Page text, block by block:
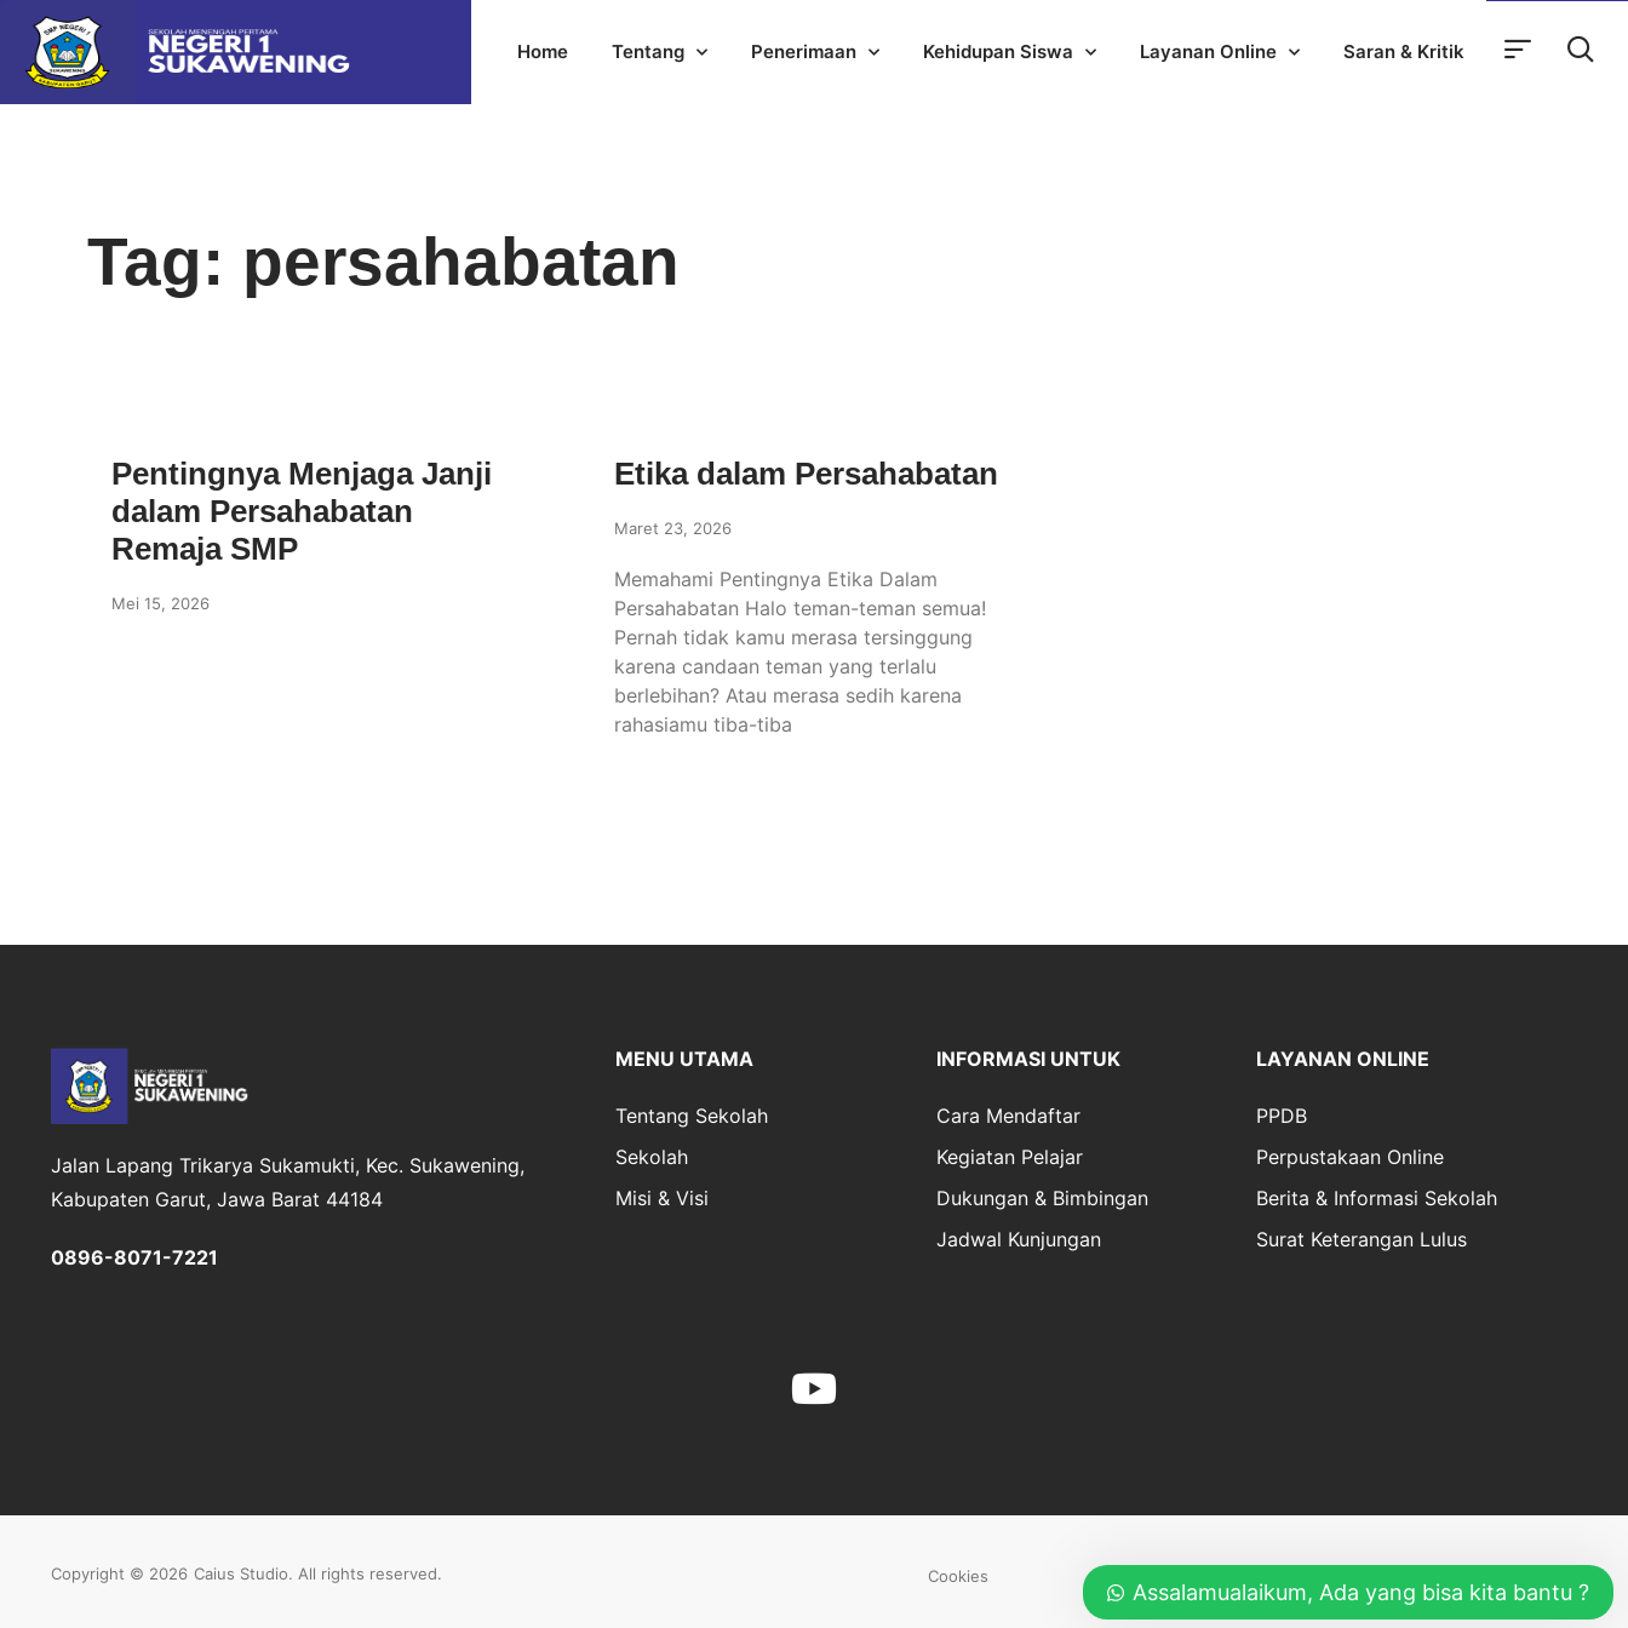
Home Tentang Penerimaan Kehidupan Siswa Layanan Online Saran & Kritik
Tag: persahabatan
Pentingnya Menjaga Janji
dalam Persahabatan
Remaja SMP
Mei 15, 2026
Etika dalam Persahabatan
Maret 23, 2026
Memahami Pentingnya Etika Dalam
Persahabatan Halo teman-teman semua!
Pernah tidak kamu merasa tersinggung
karena candaan teman yang terlalu
berlebihan? Atau merasa sedih karena
rahasiamu tiba-tiba
Jalan Lapang Trikarya Sukamukti, Kec. Sukawening,
Kabupaten Garut, Jawa Barat 44184
0896-8071-7221
MENU UTAMA
Tentang Sekolah
Sekolah
Misi & Visi
INFORMASI UNTUK
Cara Mendaftar
Kegiatan Pelajar
Dukungan & Bimbingan
Jadwal Kunjungan
LAYANAN ONLINE
PPDB
Perpustakaan Online
Berita & Informasi Sekolah
Surat Keterangan Lulus
Copyright © 2026 Caius Studio. All rights reserved. Cookies
Assalamualaikum, Ada yang bisa kita bantu ?